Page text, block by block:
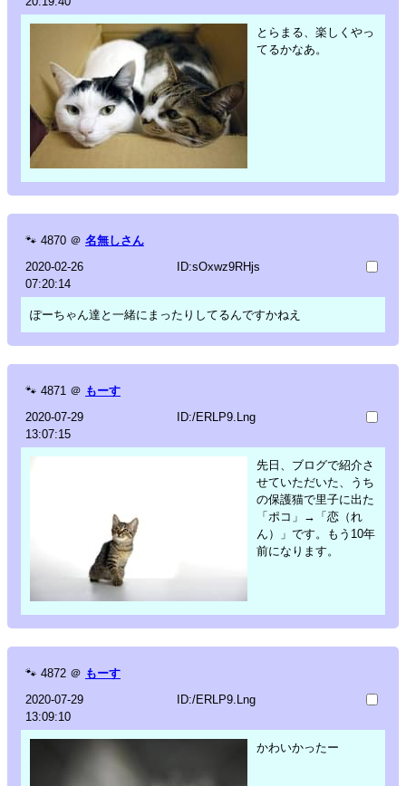
とらまる、楽しくやっ
てるかなあ。
🐾 4870 ＠ 名無しさん
2020-02-26
07:20:14
ID:sOxwz9RHjs
ぽーちゃん達と一緒にまったりしてるんですかねえ
🐾 4871 ＠ もーす
2020-07-29
13:07:15
ID:/ERLP9.Lng
先日、ブログで紹介さ
せていただいた、うち
の保護猫で里子に出た
「ポコ」→「恋（れ
ん）」です。もう10年
前になります。
🐾 4872 ＠ もーす
2020-07-29
13:09:10
ID:/ERLP9.Lng
かわいかったー